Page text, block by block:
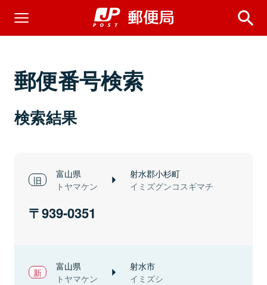
郵便番号検索
検索結果
富山県
トヤマケン
射水郡小杉町
イミズグンコスギマチ
939-0351
富山県
トヤマケン
射水市
イミズシ